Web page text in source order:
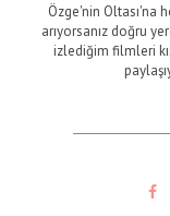
Özge'nin Oltası'na
arıyorsanız doğru
izlediğim filmleri